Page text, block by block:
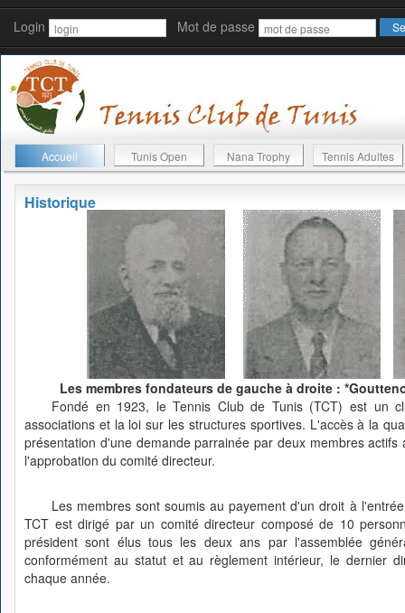
Login Mot de passe
Accueil Tunis Open Nana Trophy Tennis Adultes
Historique
Les membres fondateurs de gauche à droite :
Fondé en 1923, le Tennis Club de Tunis (TCT) est un
associations et la loi sur les structures sportives. L'accès à la
présentation d'une demande parrainée par deux membres
l'approbation du comité directeur.
Les membres sont soumis au payement d'un droit à
TCT est dirigé par un comité directeur composé de 10
président sont élus tous les deux ans par l'assemblée
conformément au statut et au règlement intérieur, le dernier
chaque année.